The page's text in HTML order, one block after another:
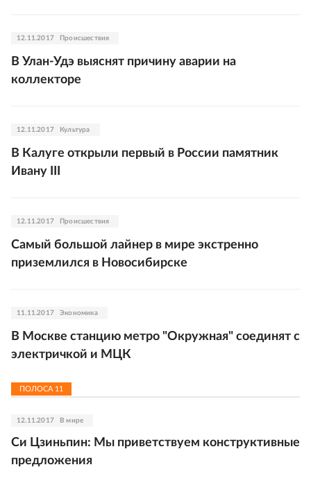
12.11.2017 Происшествия
В Улан-Удэ выяснят причину аварии на
коллекторе
12.11.2017 Культура
В Калуге открыли первый в России памятник
Ивану III
12.11.2017 Происшествия
Самый большой лайнер в мире экстренно
приземлился в Новосибирске
11.11.2017 Экономика
В Москве станцию метро "Окружная" соединят с
электричкой и МЦК
ПОЛОСА 11
12.11.2017 В мире
Си Цзиньпин: Мы приветствуем конструктивные
предложения